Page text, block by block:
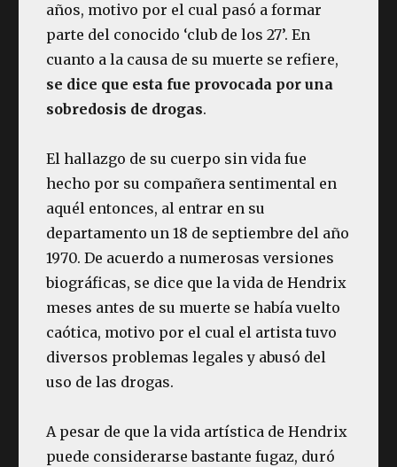
años, motivo por el cual pasó a formar
parte del conocido ‘club de los 27’. En
cuanto a la causa de su muerte se refiere,
se dice que esta fue provocada por una
sobredosis de drogas.
El hallazgo de su cuerpo sin vida fue
hecho por su compañera sentimental en
aquél entonces, al entrar en su
departamento un 18 de septiembre del año
1970. De acuerdo a numerosas versiones
biográficas, se dice que la vida de Hendrix
meses antes de su muerte se había vuelto
caótica, motivo por el cual el artista tuvo
diversos problemas legales y abusó del
uso de las drogas.
A pesar de que la vida artística de Hendrix
puede considerarse bastante fugaz, duró